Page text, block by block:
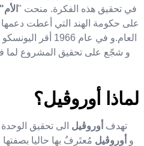
في تحقيق هذه الفكرة. منحت " الأم"
على حكومة الهند التي أعطت
العام.و في عام 1966 أقر
و شجّع على تحقيق المشروع لما
لماذا أوروڨيل؟
تهدف أوروڨيل الى تحقيق
و أوروڨيل مُعتَرفٌ بها حاليا بصفتها